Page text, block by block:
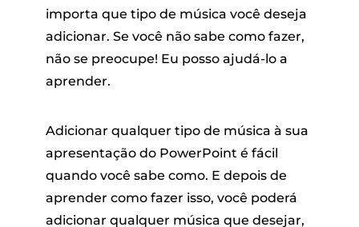
importa que tipo de música você deseja
adicionar. Se você não sabe como fazer,
não se preocupe! Eu posso ajudá-lo a
aprender.
Adicionar qualquer tipo de música à sua
apresentação do PowerPoint é fácil
quando você sabe como. E depois de
aprender como fazer isso, você poderá
adicionar qualquer música que desejar,